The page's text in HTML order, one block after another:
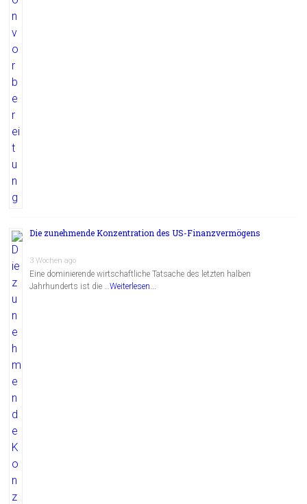
Die zunehmende Konzentration des US-Finanzvermögens
3 Wochen ago
Eine dominierende wirtschaftliche Tatsache des letzten halben
Jahrhunderts ist die …Weiterlesen...